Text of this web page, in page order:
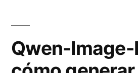
Qwen-Image-